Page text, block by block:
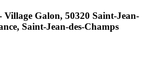
Village Galon, 50320 Saint-Jean-
Saint-Jean-des-Champs